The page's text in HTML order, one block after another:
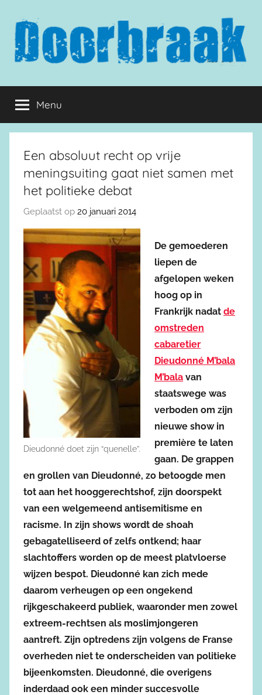
inhoud
springen
Doorbraak.eu
Menu
Een absoluut recht op vrije
meningsuiting gaat niet samen met
het politieke debat
Geplaatst op 20 januari 2014
Dieudonné doet zijn “quenelle”.
De gemoederen
liepen de
afgelopen weken
hoog op in
Frankrijk nadat de
omstreden
cabaretier
Dieudonné M’bala
M’bala van
staatswege was
verboden om zijn
nieuwe show in
première te laten
gaan. De grappen
en grollen van Dieudonné, zo betoogde men
tot aan het hooggerechtshof, zijn doorspekt
van een welgemeend antisemitisme en
racisme. In zijn shows wordt de shoah
gebagatelliseerd of zelfs ontkend; haar
slachtoffers worden op de meest platvloerse
wijzen bespot. Dieudonné kan zich mede
daarom verheugen op een ongekend
rijkgeschakeerd publiek, waaronder men zowel
extreem-rechtsen als moslimjongeren
aantreft. Zijn optredens zijn volgens de Franse
overheden niet te onderscheiden van politieke
bijeenkomsten. Dieudonné, die overigens
inderdaad ook een minder succesvolle